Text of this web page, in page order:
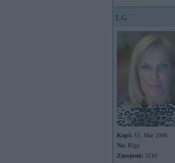
LG
Kopš: 15. Mar 2006
No: Rīga
Ziņojumi: 3210